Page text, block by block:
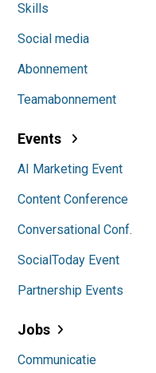
Skills
Social media
Abonnement
Teamabonnement
Events
AI Marketing Event
Content Conference
Conversational Conf.
SocialToday Event
Partnership Events
Jobs
Communicatie